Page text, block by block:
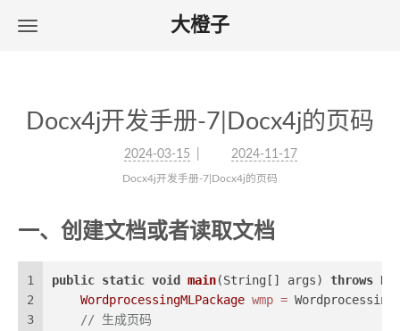
大橙子
Docx4j开发手册-7|Docx4j的页码
2024-03-15 2024-11-17
Docx4j开发手册-7|Docx4j的页码
一、创建文档或者读取文档
1
2
3
public static void main(String[] args) throws
WordprocessingMLPackage wmp =
// 生成页码